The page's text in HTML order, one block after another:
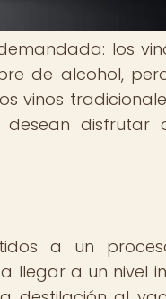
los
de alcohol,
vinos
desean disfrutar
a un
llegar a un nivel